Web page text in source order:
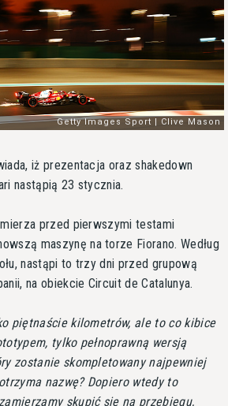
iż prezentacja oraz shakedown
nastąpią 23 stycznia.
przed pierwszymi testami
maszynę na torze Fiorano. Według
nastąpi to trzy dni przed grupową
na obiekcie Circuit de Catalunya.
piętnaście kilometrów, ale to co kibice
tylko pełnoprawną wersją
zostanie skompletowany najpewniej
nazwę? Dopiero wtedy to
skupić się na przebiegu,